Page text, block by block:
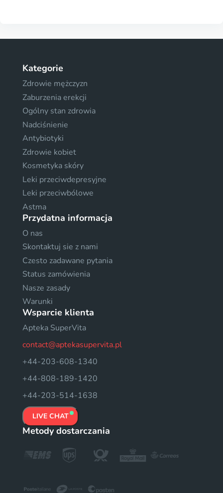
Kategorie
Zdrowie mężczyzn
Zaburzenia erekcji
Ogólny stan zdrowia
Nadciśnienie
Antybiotyki
Zdrowie kobiet
Kosmetyka skóry
Leki przeciwdepresyjne
Leki przeciwbólowe
Astma
Przydatna informacja
O nas
Skontaktuj sie z nami
Czesto zadawane pytania
Status zamówienia
Nasze zasady
Warunki
Wsparcie klienta
Apteka SuperVita
contact@aptekasupervita.pl
+44-203-608-1340
+44-808-189-1420
+44-203-514-1638
LIVE CHAT
Metody dostarczania